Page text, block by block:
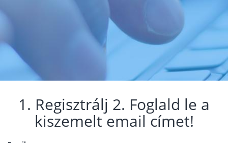
1. Regisztrálj 2. Foglald le a
kiszemelt email címet!